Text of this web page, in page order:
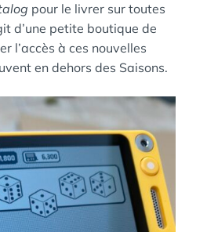
pour le livrer sur toutes
d’une petite boutique de
l’accès à ces nouvelles
en dehors des Saisons.